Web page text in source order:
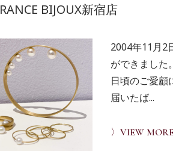
BIJOUX新宿店
2004年11月2
ができました。
日頃のご愛顧
届いたば...
〉VIEW MORE